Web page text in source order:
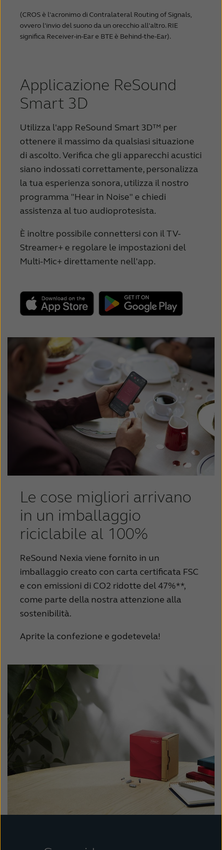
(CROS è l'acronimo di Contralateral Routing of Signals,
ovvero l'invio del suono da un orecchio all'altro. RIE
significa Receiver-in-Ear e BTE è Behind-the-Ear).
Applicazione ReSound
Smart 3D
Utilizza l'app ReSound Smart 3D™ per
ottenere il massimo da qualsiasi situazione
di ascolto. Verifica che gli apparecchi acustici
siano indossati correttamente, personalizza
la tua esperienza sonora, utilizza il nostro
programma "Hear in Noise" e chiedi
assistenza al tuo audioprotesista.
È inoltre possibile connettersi con il TV-
Streamer+ e regolare le impostazioni del
Multi-Mic+ direttamente nell'app.
Le cose migliori arrivano
in un imballaggio
riciclabile al 100%
ReSound Nexia viene fornito in un
imballaggio creato con carta certificata FSC
e con emissioni di CO2 ridotte del 47%**,
come parte della nostra attenzione alla
sostenibilità.
Aprite la confezione e godetevela!